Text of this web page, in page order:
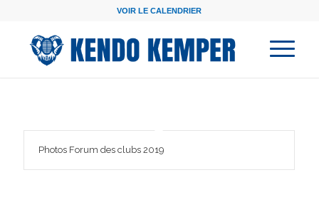
VOIR LE CALENDRIER
Photos Forum des clubs 2019